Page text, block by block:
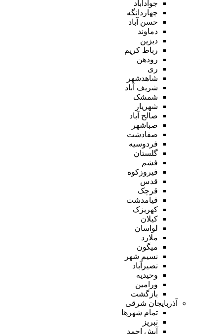
جوادآباد
چهاردانگه
حسن آباد
دماوند
دیزین
رباط کریم
رودهن
ری
شاهدشهر
شریف آباد
شمشک
شهریار
صالح آباد
صباشهر
صفادشت
فردوسیه
گلستان
فشم
فیروزکوه
قدس
قرچک
قیامدشت
کهریزک
کیلان
لواسان
ملارد
میگون
نسیم شهر
نصیرآباد
وحیدیه
ورامین
بازگشت
آذربایجان شرقی
تمام شهر‌ها
تبریز
آبش احمد